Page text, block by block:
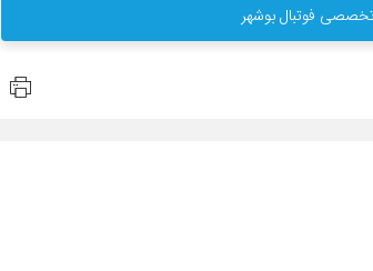
تخصصی فوتبال بوشهر